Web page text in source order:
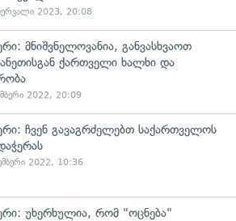
2023, 20:08
მნიშვნელოვანია, განვასხვაოთ
ქართველი ხალხი და
2022, 20:09
ჩვენ გავაგრძელებთ საქართველოს
2022, 10:36
უხერხულია, რომ "ოცნება"